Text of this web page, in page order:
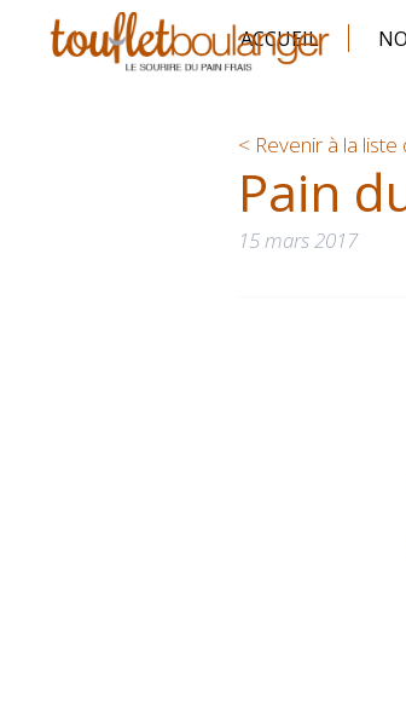
ACCUEIL
< Revenir à la
Pain
15 mars 2017